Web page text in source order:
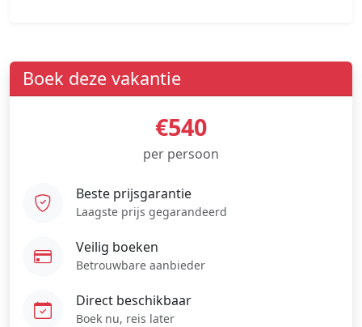
Boek deze vakantie
€540
per persoon
Beste prijsgarantie
Laagste prijs gegarandeerd
Veilig boeken
Betrouwbare aanbieder
Direct beschikbaar
Boek nu, reis later